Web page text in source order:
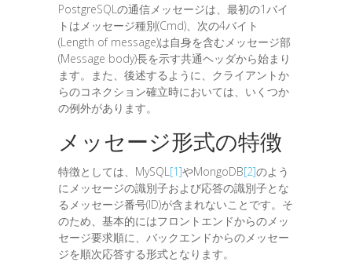
PostgreSQLの通信メッセージは、最初の1バイ
トはメッセージ種別(Cmd)、次の4バイト
(Length of message)は自身を含むメッセージ部
(Message body)長を示す共通ヘッダから始まり
ます。また、後述するように、クライアントか
らのコネクション確立時においては、いくつか
の例外があります。
メッセージ形式の特徴
特徴としては、MySQL[1]やMongoDB[2]のよう
にメッセージの識別子および応答の識別子とな
るメッセージ番号(ID)が含まれないことです。そ
のため、基本的にはフロントエンドからのメッ
セージ要求順に、バックエンドからのメッセー
ジを順次応答する形式となります。